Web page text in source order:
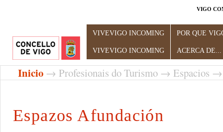
VIGO
Profesionales del Turismo
VIVEVIGO INCOMING POR QUE
VIVEVIGO INCOMING ACERCA DE...
Inicio → Profesionais do Turismo → Espacios →
Espazos Afundación